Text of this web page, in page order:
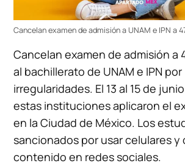
Cancelan examen de admisión a UNAM e IPN a
Cancelan examen de admisión a
al bachillerato de UNAM e IPN por
irregularidades. El 13 al 15 de
estas instituciones aplicaron el
en la Ciudad de México. Los
sancionados por usar celulares y
contenido en redes sociales.